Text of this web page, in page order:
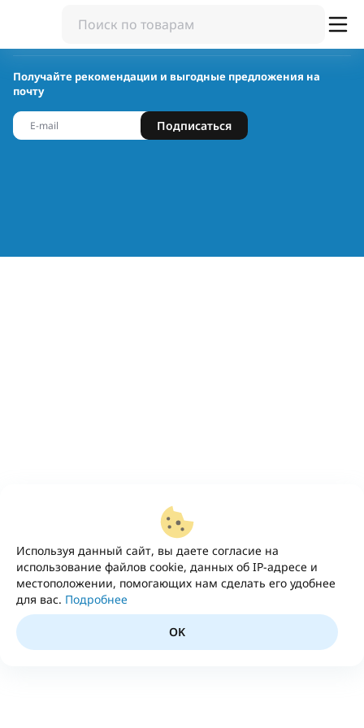
Используя данный сайт, вы даете согласие на
использование файлов cookie, данных об IP-адресе и
местоположении, помогающих нам сделать его удобнее
для вас. Подробнее
OK
Получайте рекомендации и выгодные предложения на
почту
Подписаться